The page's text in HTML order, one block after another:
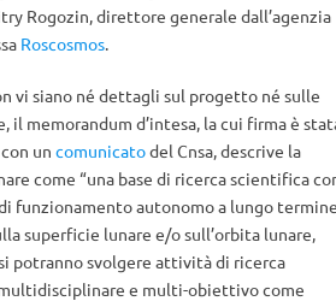
Rogozin, direttore generale dall’agenzia
Roscosmos.
vi siano né dettagli sul progetto né sulle
il memorandum d’intesa, la cui firma è
un comunicatodel Cnsa, descrive la
come “una base di ricerca scientifica
funzionamento autonomo a lungo
superficie lunare e/o sull’orbita lunare,
potranno svolgere attività di ricerca
e multi-obiettivo come